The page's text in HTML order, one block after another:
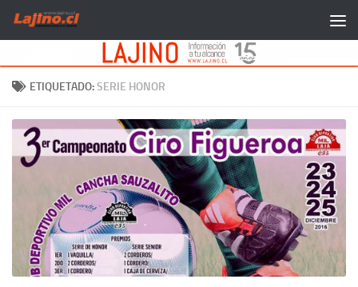
Saltar al contenido
ETIQUETADO:SERIE HONOR